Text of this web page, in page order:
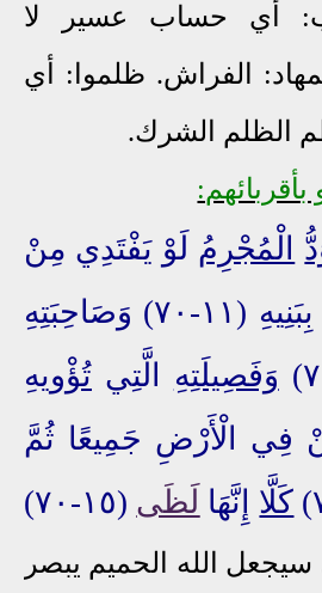
أي حساب عسير لا
الفراش. ظلموا: أي
الظلم الشرك.
بأقربائهم:
الْمُجْرِمُ لَوْ يَفْتَدِي مِنْ
عَذَابِ يَوْمِئِذٍ بِبَنِيهِ (١١-٧٠) وَصَاحِبَتِهِ
وَفَصِيلَتِهِ الَّتِي تُؤْويهِ
وَمَنْ فِي الْأَرْضِ جَمِيعًا ثُمَّ
كَلَّا إِنَّهَا لَظَى (١٥-٧٠)
الله الحميم يبصر